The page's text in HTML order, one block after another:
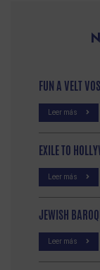
FUN A VELT
Leer más
EXILE TO
Leer más
JEWISH
Leer más